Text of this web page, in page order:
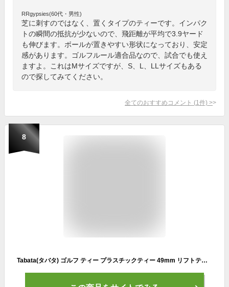
RRgypsies(60代・男性)
芝に刺すのではなく、置くタイプのティーです。インパク
トの瞬間の抵抗が少ないので、飛距離が平均で3.9ヤード
も伸びます。ボールが置きやすい形状になっており、安定
感があります。ゴルフルール適合品なので、試合でも使え
ますよ。これはMサイズですが、S、L、LLサイズもある
ので探してみてください。
全てのおすすめコメント (1 件) >
8
Tabata(タバタ) ゴルフ ティー プラスチックティー 49mm リフトティー ショート GV1413 S